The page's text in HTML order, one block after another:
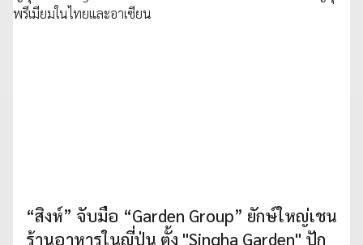
“สิงห์” จับมือ “Garden Group” ยักษ์ใหญ่เชน
ร้านอาหารในญี่ปุ่น ตั้ง "Singha Garden" ปัก